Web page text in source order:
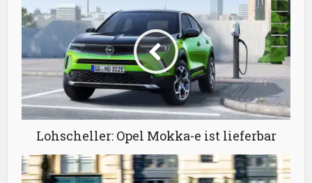
Lohscheller: Opel Mokka-e ist lieferbar